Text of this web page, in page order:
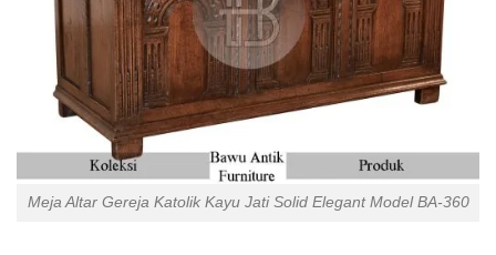
Meja Altar Gereja Katolik Kayu Jati Solid Elegant Model BA-360